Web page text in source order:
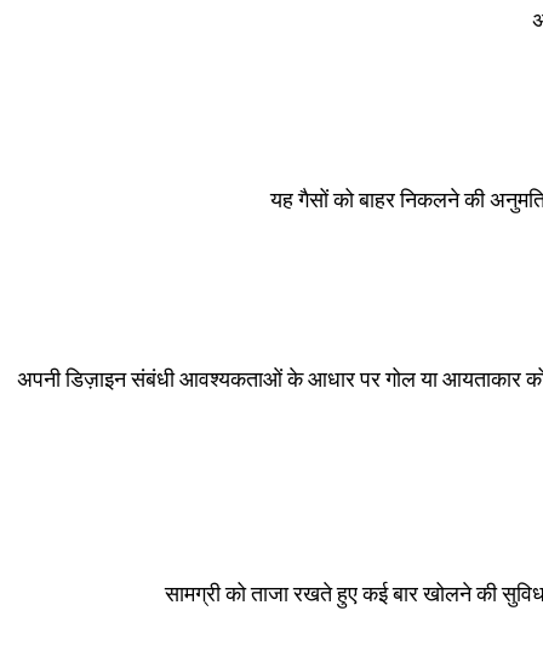
यह गैसों को बाहर निकलने की
अपनी डिज़ाइन संबंधी आवश्यकताओं के आधार पर गोल या आयताकार
सामग्री को ताजा रखते हुए कई बार खोलने की